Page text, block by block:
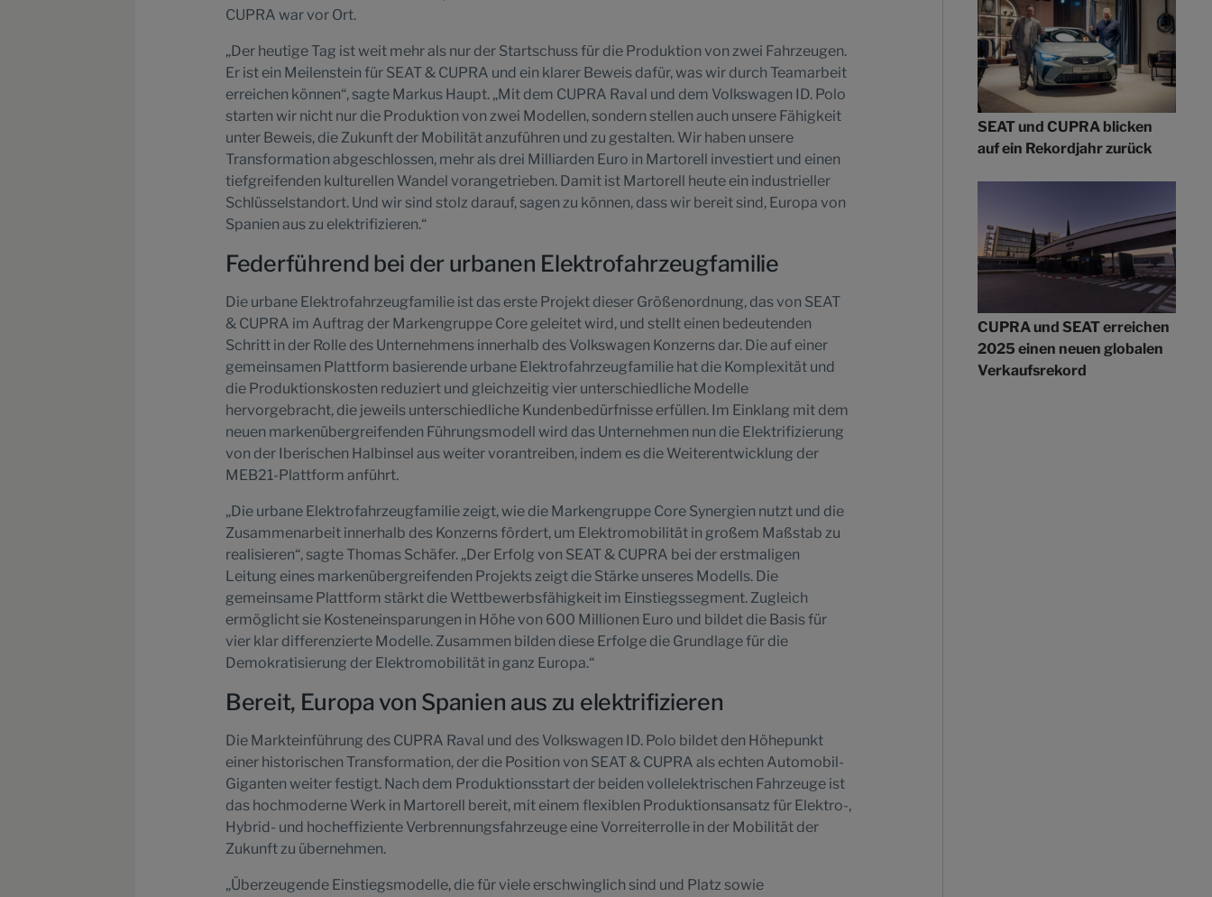
CUPRA war vor Ort.
„Der heutige Tag ist weit mehr als nur der Startschuss für die Produktion von zwei Fahrzeugen.
Er ist ein Meilenstein für SEAT & CUPRA und ein klarer Beweis dafür, was wir durch Teamarbeit
erreichen können“, sagte Markus Haupt. „Mit dem CUPRA Raval und dem Volkswagen ID. Polo
starten wir nicht nur die Produktion von zwei Modellen, sondern stellen auch unsere Fähigkeit
unter Beweis, die Zukunft der Mobilität anzuführen und zu gestalten. Wir haben unsere
Transformation abgeschlossen, mehr als drei Milliarden Euro in Martorell investiert und einen
tiefgreifenden kulturellen Wandel vorangetrieben. Damit ist Martorell heute ein industrieller
Schlüsselstandort. Und wir sind stolz darauf, sagen zu können, dass wir bereit sind, Europa von
Spanien aus zu elektrifizieren.“
Federführend bei der urbanen Elektrofahrzeugfamilie
Die urbane Elektrofahrzeugfamilie ist das erste Projekt dieser Größenordnung, das von SEAT
& CUPRA im Auftrag der Markengruppe Core geleitet wird, und stellt einen bedeutenden
Schritt in der Rolle des Unternehmens innerhalb des Volkswagen Konzerns dar. Die auf einer
gemeinsamen Plattform basierende urbane Elektrofahrzeugfamilie hat die Komplexität und
die Produktionskosten reduziert und gleichzeitig vier unterschiedliche Modelle
hervorgebracht, die jeweils unterschiedliche Kundenbedürfnisse erfüllen. Im Einklang mit dem
neuen markenübergreifenden Führungsmodell wird das Unternehmen nun die Elektrifizierung
von der Iberischen Halbinsel aus weiter vorantreiben, indem es die Weiterentwicklung der
MEB21-Plattform anführt.
„Die urbane Elektrofahrzeugfamilie zeigt, wie die Markengruppe Core Synergien nutzt und die
Zusammenarbeit innerhalb des Konzerns fördert, um Elektromobilität in großem Maßstab zu
realisieren“, sagte Thomas Schäfer. „Der Erfolg von SEAT & CUPRA bei der erstmaligen
Leitung eines markenübergreifenden Projekts zeigt die Stärke unseres Modells. Die
gemeinsame Plattform stärkt die Wettbewerbsfähigkeit im Einstiegssegment. Zugleich
ermöglicht sie Kosteneinsparungen in Höhe von 600 Millionen Euro und bildet die Basis für
vier klar differenzierte Modelle. Zusammen bilden diese Erfolge die Grundlage für die
Demokratisierung der Elektromobilität in ganz Europa.“
Bereit, Europa von Spanien aus zu elektrifizieren
Die Markteinführung des CUPRA Raval und des Volkswagen ID. Polo bildet den Höhepunkt
einer historischen Transformation, der die Position von SEAT & CUPRA als echten Automobil-
Giganten weiter festigt. Nach dem Produktionsstart der beiden vollelektrischen Fahrzeuge ist
das hochmoderne Werk in Martorell bereit, mit einem flexiblen Produktionsansatz für Elektro-,
Hybrid- und hocheffiziente Verbrennungsfahrzeuge eine Vorreiterrolle in der Mobilität der
Zukunft zu übernehmen.
„Überzeugende Einstiegsmodelle, die für viele erschwinglich sind und Platz sowie
SEAT und CUPRA blicken
auf ein Rekordjahr zurück
CUPRA und SEAT erreichen
2025 einen neuen globalen
Verkaufsrekord